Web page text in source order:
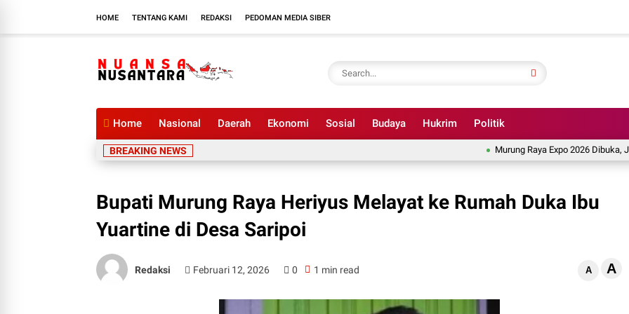
HOME TENTANG KAMI REDAKSI PEDOMAN MEDIA SIBER
Home Nasional Daerah Ekonomi Sosial Budaya Hukrim Politik
BREAKING NEWS Murung Raya Expo 2026 Dibuka, Jadi
Bupati Murung Raya Heriyus Melayat ke Rumah Duka Ibu
Yuartine di Desa Saripoi
Redaksi Februari 12, 2026 0 1 min read A A